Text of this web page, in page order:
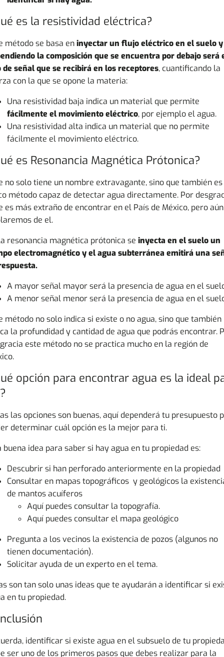
es la resistividad eléctrica?
método se basa eninyectar un flujo eléctrico en el suelo y
la composición que se encuentra por debajo será
de señal que se recibirá en los receptores, cuantificando la
con la que se opone la materia:
Una resistividad baja indica un material que permite
fácilmente el movimiento eléctrico, por ejemplo el agua.
Una resistividad alta indica un material que no permite
fácilmente el movimiento eléctrico.
es Resonancia Magnética Prótonica?
no solo tiene un nombre extravagante, sino que también
método capaz de detectar agua directamente. Por
es más extraño de encontrar en el País de México, pero
de el.
resonancia magnética prótonica se inyecta en el suelo un
electromagnético yel agua subterránea emitirá una
A mayor señal mayor será la presencia de agua en el
A menor señal menor será la presencia de agua en el
método no solo indica si existe o no agua, sino que también
la profundidad y cantidad de agua que podrás encontrar.
este método no se practica mucho en la región de
opción para encontrar agua es la ideal
las opciones son buenas, aquí dependerá tu presupuesto
determinar cuál opción es la mejor para ti.
buena idea para saber si hay agua en tu propiedad es:
Descubrir si han perforado anteriormente en la propiedad
Consultar en mapas topográficos y geológicos la
de mantos acuíferos
Aquí puedes consultar la topografía.
Aquí puedes consultar el mapa geológico
Pregunta a los vecinos la existencia de pozos (algunos no
tienen documentación).
Solicitar ayuda de un experto en el tema.
son tan solo unas ideas que te ayudarán a identificar si
en tu propiedad.
identificar si existe agua en el subsuelo de tu
ser uno de los primeros pasos que debes realizar para la